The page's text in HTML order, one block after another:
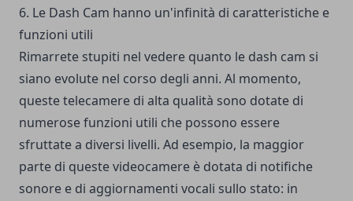
6. Le Dash Cam hanno un'infinità di caratteristiche e
funzioni utili
Rimarrete stupiti nel vedere quanto le dash cam si
siano evolute nel corso degli anni. Al momento,
queste telecamere di alta qualità sono dotate di
numerose funzioni utili che possono essere
sfruttate a diversi livelli. Ad esempio, la maggior
parte di queste videocamere è dotata di notifiche
sonore e di aggiornamenti vocali sullo stato: in